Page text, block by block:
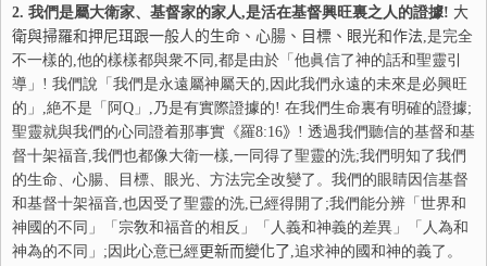
2. 我們是屬大衛家、基督家的家人,是活在基督興旺裏之人的證據! 大
衛與掃羅和押尼珥跟一般人的生命、心腸、目標、眼光和作法,是完全
不一樣的,他的樣樣都與衆不同,都是由於「他眞信了神的話和聖靈引
導」! 我們說「我們是永遠屬神屬天的,因此我們永遠的未來是必興旺
的」,絶不是「阿Q」,乃是有實際證據的! 在我們生命裏有明確的證據;
聖靈就與我們的心同證着那事實《羅8:16》 ! 透過我們聽信的基督和基
督十架福音,我們也都像大衛一樣,一同得了聖靈的洗;我們明知了我們
的生命、心腸、目標、眼光、方法完全改變了。我們的眼睛因信基督
和基督十架福音,也因受了聖靈的洗,已經得開了;我們能分辨「世界和
神國的不同」「宗敎和福音的相反」「人義和神義的差異」「人為和
神為的不同」;因此心意已經 更新而變化了 ,追求神的國和神的義了。